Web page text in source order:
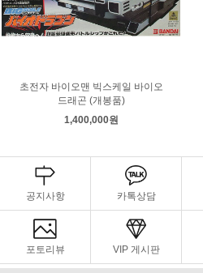
초전자 바이오맨 빅스케일 바이오
드래곤 (개봉품)
1,400,000원
공지사항 카톡상담
포토리뷰 VIP 게시판